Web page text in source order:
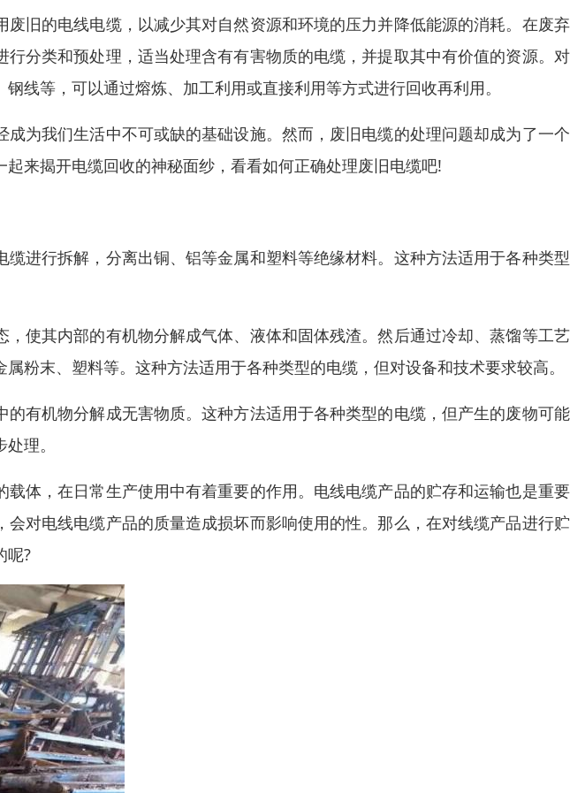
废旧的电线电缆，以减少其对自然资源和环境的压力并降低能源的消耗。在废
行分类和预处理，适当处理含有有害物质的电缆，并提取其中有价值的资源。
线等，可以通过熔炼、加工利用或直接利用等方式进行回收再利用。
成为我们生活中不可或缺的基础设施。然而，废旧电缆的处理问题却成为了一
来揭开电缆回收的神秘面纱，看看如何正确处理废旧电缆吧!
进行拆解，分离出铜、铝等金属和塑料等绝缘材料。这种方法适用于各种类
使其内部的有机物分解成气体、液体和固体残渣。然后通过冷却、蒸馏等工
粉末、塑料等。这种方法适用于各种类型的电缆，但对设备和技术要求较高。
有机物分解成无害物质。这种方法适用于各种类型的电缆，但产生的废物可
理。
载体，在日常生产使用中有着重要的作用。电线电缆产品的贮存和运输也是重
对电线电缆产品的质量造成损坏而影响使用的性。那么，在对线缆产品进行
呢?